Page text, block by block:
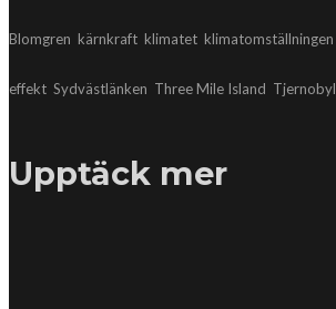
Blomgren kärnkraft klimatet klimatomställningen
effekt Sydvästlänken Three Mile Island Tjernobyl
Upptäck mer